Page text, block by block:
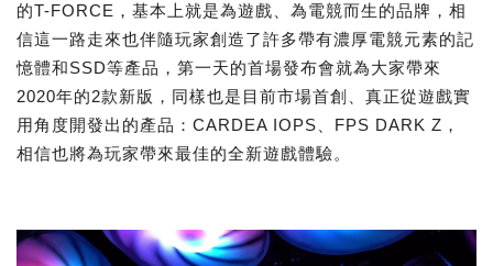
的T-FORCE，基本上就是為遊戲、為電競而生的品牌，相
信這一路走來也伴隨玩家創造了許多帶有濃厚電競元素的記
憶體和SSD等產品，第一天的首場發布會就為大家帶來
2020年的2款新版，同樣也是目前市場首創、真正從遊戲實
用角度開發出的產品：CARDEA IOPS、FPS DARK Z，
相信也將為玩家帶來最佳的全新遊戲體驗。